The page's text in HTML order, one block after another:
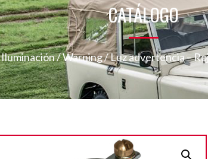
CATÁLOGO
Iluminación/Warning/ Luz advertencia –